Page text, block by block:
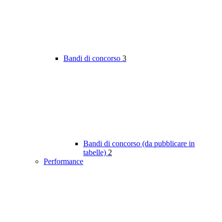
Bandi di concorso 3
Bandi di concorso (da pubblicare in
tabelle) 2
Performance